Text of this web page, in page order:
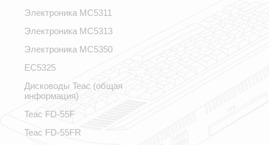
Электроника МС5311
Электроника МС5313
Электроника МС5350
ЕС5325
Дисководы Teac (общая
информация)
Teac FD-55F
Teac FD-55FR